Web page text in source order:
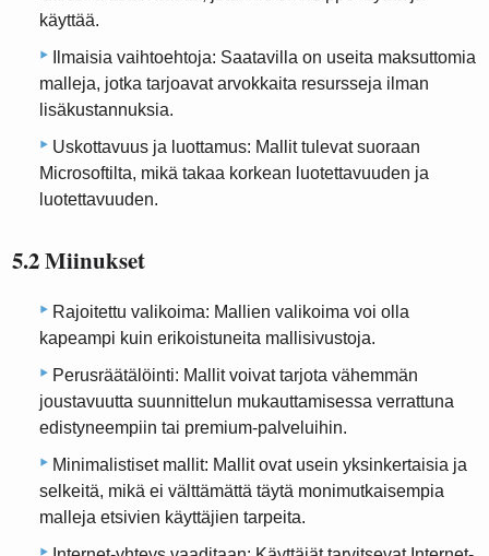
käyttää.
Ilmaisia ​​vaihtoehtoja: Saatavilla on useita maksuttomia
malleja, jotka tarjoavat arvokkaita resursseja ilman
lisäkustannuksia.
Uskottavuus ja luottamus: Mallit tulevat suoraan
Microsoftilta, mikä takaa korkean luotettavuuden ja
luotettavuuden.
5.2 Miinukset
Rajoitettu valikoima: Mallien valikoima voi olla
kapeampi kuin erikoistuneita mallisivustoja.
Perusräätälöinti: Mallit voivat tarjota vähemmän
joustavuutta suunnittelun mukauttamisessa verrattuna
edistyneempiin tai premium-palveluihin.
Minimalistiset mallit: Mallit ovat usein yksinkertaisia ​​ja
selkeitä, mikä ei välttämättä täytä monimutkaisempia
malleja etsivien käyttäjien tarpeita.